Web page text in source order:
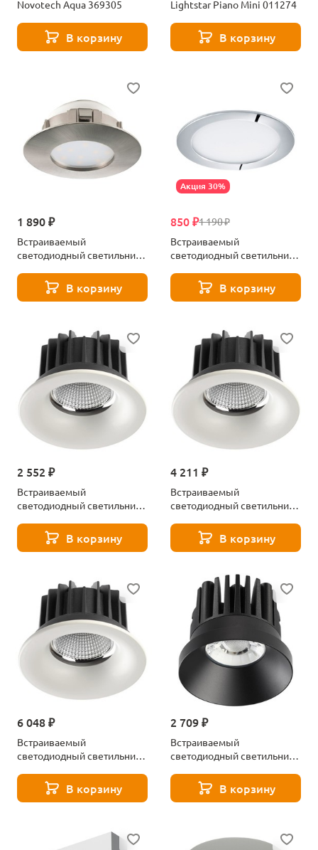
Novotech Aqua 369305
В корзину
Lightstar Piano Mini 011274
В корзину
1 890 ₽
Встраиваемый
светодиодный светильник
В корзину
Акция 30%
1 190 ₽
850 ₽
Встраиваемый
светодиодный светильник
В корзину
2 552 ₽
Встраиваемый
светодиодный светильник
В корзину
4 211 ₽
Встраиваемый
светодиодный светильник
В корзину
6 048 ₽
Встраиваемый
светодиодный светильник
В корзину
2 709 ₽
Встраиваемый
светодиодный светильник
В корзину